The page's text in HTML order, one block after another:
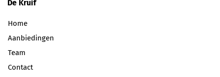
De Kruif
Home
Aanbiedingen
Team
Contact